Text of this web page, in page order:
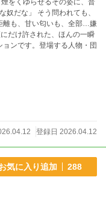
をくゆらせるその姿に、普
離も、甘い匂いも、全部…嫌
登録日 2026.04.12
気に入り追加 288